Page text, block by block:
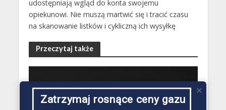
udostępniają wgląd do konta swojemu
opiekunowi. Nie muszą martwić się i tracić czasu
na skanowanie listków i cykliczną ich wysyłkę
Przeczytaj także
RYNEK GAZU AKTUALNOŚCI
Zatrzymaj rosnące ceny gazu